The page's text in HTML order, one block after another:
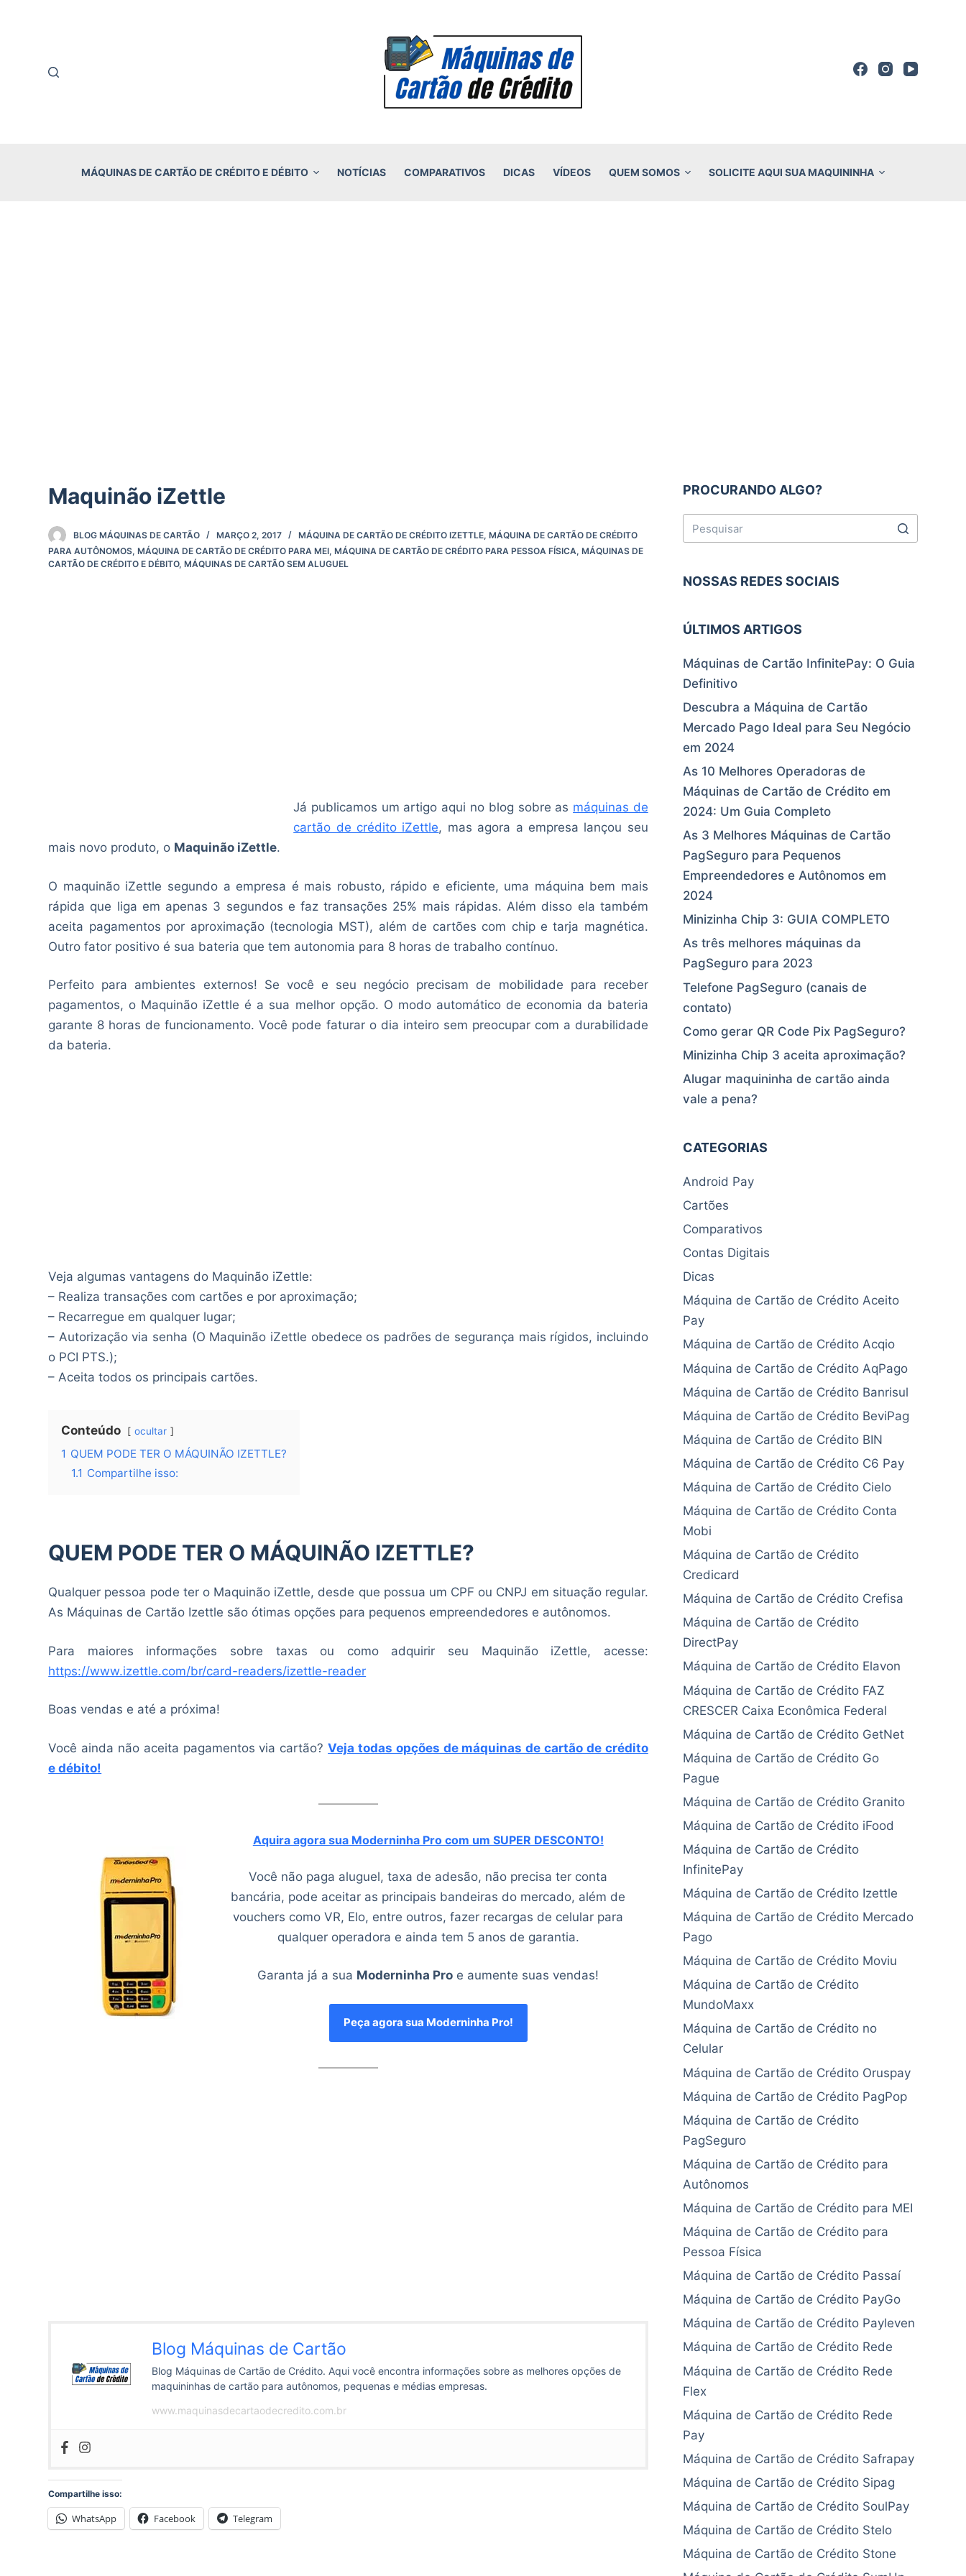
MÁQUINAS DE CARTÃO DE CRÉDITO E DÉBITO NOTÍCIAS COMPARATIVOS DICAS VÍDEOS QUEM SOMOS SOLICITE AQUI SUA MAQUININHA
Maquinão iZettle
BLOG MÁQUINAS DE CARTÃO MARÇO 2, 2017 MÁQUINA DE CARTÃO DE CRÉDITO IZETTLE,MÁQUINA DE CARTÃO DE CRÉDITO
PARA AUTÔNOMOS,MÁQUINA DE CARTÃO DE CRÉDITO PARA MEI,MÁQUINA DE CARTÃO DE CRÉDITO PARA PESSOA FÍSICA,MÁQUINAS DE
CARTÃO DE CRÉDITO E DÉBITO,MÁQUINAS DE CARTÃO SEM ALUGUEL
Já publicamos um artigo aqui no blog sobre as máquinas de
cartão de crédito iZettle, mas agora a empresa lançou seu
mais novo produto, o Maquinão iZettle.
O maquinão iZettle segundo a empresa é mais robusto, rápido e eficiente, uma máquina bem mais
rápida que liga em apenas 3 segundos e faz transações 25% mais rápidas. Além disso ela também
aceita pagamentos por aproximação (tecnologia MST), além de cartões com chip e tarja magnética.
Outro fator positivo é sua bateria que tem autonomia para 8 horas de trabalho contínuo.
Perfeito para ambientes externos! Se você e seu negócio precisam de mobilidade para receber
pagamentos, o Maquinão iZettle é a sua melhor opção. O modo automático de economia da bateria
garante 8 horas de funcionamento. Você pode faturar o dia inteiro sem preocupar com a durabilidade
da bateria.
Veja algumas vantagens do Maquinão iZettle:
– Realiza transações com cartões e por aproximação;
– Recarregue em qualquer lugar;
– Autorização via senha (O Maquinão iZettle obedece os padrões de segurança mais rígidos, incluindo
o PCI PTS.);
– Aceita todos os principais cartões.
Conteúdo ocultar
1 QUEM PODE TER O MÁQUINÃO IZETTLE?
1.1 Compartilhe isso:
QUEM PODE TER O MÁQUINÃO IZETTLE?
Qualquer pessoa pode ter o Maquinão iZettle, desde que possua um CPF ou CNPJ em situação regular.
As Máquinas de Cartão Izettle são ótimas opções para pequenos empreendedores e autônomos.
Para maiores informações sobre taxas ou como adquirir seu Maquinão iZettle, acesse:
https://www.izettle.com/br/card-readers/izettle-reader
Boas vendas e até a próxima!
Você ainda não aceita pagamentos via cartão?Veja todas opções de máquinas de cartão de crédito
e débito!
Aquira agora sua Moderninha Pro com um SUPER DESCONTO!
Você não paga aluguel, taxa de adesão, não precisa ter conta
bancária, pode aceitar as principais bandeiras do mercado, além de
vouchers como VR, Elo, entre outros, fazer recargas de celular para
qualquer operadora e ainda tem 5 anos de garantia.
Garanta já a sua Moderninha Pro e aumente suas vendas!
Peça agora sua Moderninha Pro!
Blog Máquinas de Cartão
Blog Máquinas de Cartão de Crédito. Aqui você encontra informações sobre as melhores opções de
maquininhas de cartão para autônomos, pequenas e médias empresas.
www.maquinasdecartaodecredito.com.br
Compartilhe isso:
WhatsApp Facebook Telegram
PROCURANDO ALGO?
NOSSAS REDES SOCIAIS
ÚLTIMOS ARTIGOS
Máquinas de Cartão InfinitePay: O Guia
Definitivo
Descubra a Máquina de Cartão
Mercado Pago Ideal para Seu Negócio
em 2024
As 10 Melhores Operadoras de
Máquinas de Cartão de Crédito em
2024: Um Guia Completo
As 3 Melhores Máquinas de Cartão
PagSeguro para Pequenos
Empreendedores e Autônomos em
2024
Minizinha Chip 3: GUIA COMPLETO
As três melhores máquinas da
PagSeguro para 2023
Telefone PagSeguro (canais de
contato)
Como gerar QR Code Pix PagSeguro?
Minizinha Chip 3 aceita aproximação?
Alugar maquininha de cartão ainda
vale a pena?
CATEGORIAS
Android Pay
Cartões
Comparativos
Contas Digitais
Dicas
Máquina de Cartão de Crédito Aceito
Pay
Máquina de Cartão de Crédito Acqio
Máquina de Cartão de Crédito AqPago
Máquina de Cartão de Crédito Banrisul
Máquina de Cartão de Crédito BeviPag
Máquina de Cartão de Crédito BIN
Máquina de Cartão de Crédito C6 Pay
Máquina de Cartão de Crédito Cielo
Máquina de Cartão de Crédito Conta
Mobi
Máquina de Cartão de Crédito
Credicard
Máquina de Cartão de Crédito Crefisa
Máquina de Cartão de Crédito
DirectPay
Máquina de Cartão de Crédito Elavon
Máquina de Cartão de Crédito FAZ
CRESCER Caixa Econômica Federal
Máquina de Cartão de Crédito GetNet
Máquina de Cartão de Crédito Go
Pague
Máquina de Cartão de Crédito Granito
Máquina de Cartão de Crédito iFood
Máquina de Cartão de Crédito
InfinitePay
Máquina de Cartão de Crédito Izettle
Máquina de Cartão de Crédito Mercado
Pago
Máquina de Cartão de Crédito Moviu
Máquina de Cartão de Crédito
MundoMaxx
Máquina de Cartão de Crédito no
Celular
Máquina de Cartão de Crédito Oruspay
Máquina de Cartão de Crédito PagPop
Máquina de Cartão de Crédito
PagSeguro
Máquina de Cartão de Crédito para
Autônomos
Máquina de Cartão de Crédito para MEI
Máquina de Cartão de Crédito para
Pessoa Física
Máquina de Cartão de Crédito Passaí
Máquina de Cartão de Crédito PayGo
Máquina de Cartão de Crédito Payleven
Máquina de Cartão de Crédito Rede
Máquina de Cartão de Crédito Rede
Flex
Máquina de Cartão de Crédito Rede
Pay
Máquina de Cartão de Crédito Safrapay
Máquina de Cartão de Crédito Sipag
Máquina de Cartão de Crédito SoulPay
Máquina de Cartão de Crédito Stelo
Máquina de Cartão de Crédito Stone